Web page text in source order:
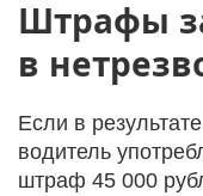
Штрафы
в
Если в
водитель
штраф 45 000